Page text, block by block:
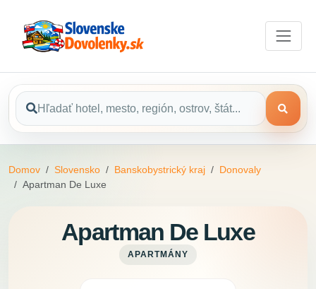
Domov Slovensko Banskobystrický kraj
Donovaly
Apartman De Luxe
Apartman De Luxe
APARTMÁNY